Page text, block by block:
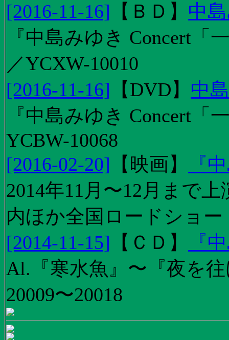
[2016-11-16] 【 ＢＤ 】 中
『中島みゆき Concert
／YCXW-10010
[2016-11-16] 【DVD】 中
『中島みゆき Concert
YCBW-10068
[2016-02-20] 【 映画】
『
2014年11月〜12月まで
内ほか全国ロードショー
[2014-11-15] 【 ＣＤ 】
『
Al.『寒水魚』〜『夜を
20009〜20018